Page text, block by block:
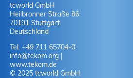
tcworld GmbH
Heilbronner Straße 86
70191 Stuttgart
Deutschland
Tel. +49 711 65704-0
info@tekom.org |
www.tekom.de
© 2025 tcworld GmbH